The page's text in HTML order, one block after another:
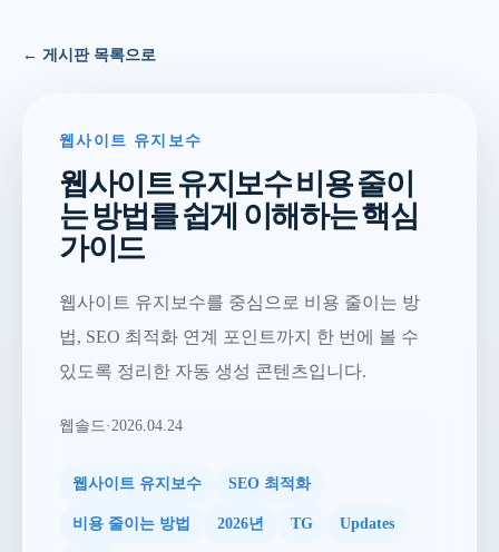
← 게시판 목록으로
웹사이트 유지보수
웹사이트 유지보수 비용 줄이
는 방법를 쉽게 이해하는 핵심
가이드
웹사이트 유지보수를 중심으로 비용 줄이는 방
법, SEO 최적화 연계 포인트까지 한 번에 볼 수
있도록 정리한 자동 생성 콘텐츠입니다.
웹솔드·2026.04.24
웹사이트 유지보수 SEO 최적화
비용 줄이는 방법 2026년 TG Updates